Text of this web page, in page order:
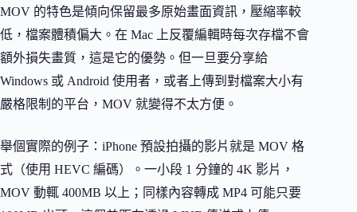
MOV 的特色是傾向保留最多原始畫面資訊，壓縮率較
低，檔案體積偏大。在 Mac 上反覆編輯時每次存檔不會
額外損失畫質，這是它的優勢。但一旦要分享給
Windows 或 Android 使用者，或者上傳到對檔案大小有
嚴格限制的平台，MOV 就變得不太方便。
舉個實際的例子：iPhone 預設拍攝的影片就是 MOV 格
式（使用 HEVC 編碼）。一小段 1 分鐘的 4K 影片，
MOV 動輒 400MB 以上；同樣內容轉成 MP4 可能只要